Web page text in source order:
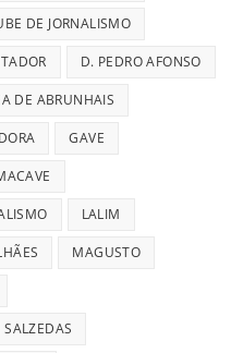
DE JORNALISMO
D. PEDRO AFONSO
DE ABRUNHAIS
GAVE
LALIM
MAGUSTO